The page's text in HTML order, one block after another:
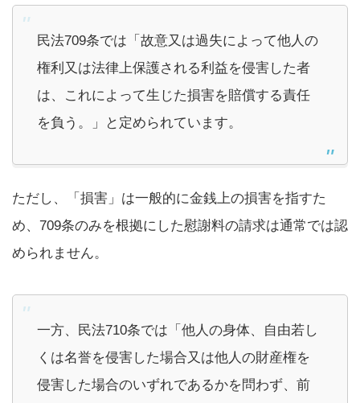
民法709条では「故意又は過失によって他人の
権利又は法律上保護される利益を侵害した者
は、これによって生じた損害を賠償する責任
を負う。」と定められています。
ただし、「損害」は一般的に金銭上の損害を指すた
め、709条のみを根拠にした慰謝料の請求は通常では認
められません。
一方、民法710条では「他人の身体、自由若し
くは名誉を侵害した場合又は他人の財産権を
侵害した場合のいずれであるかを問わず、前